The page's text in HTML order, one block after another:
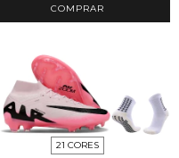
COMPRAR
21 CORES